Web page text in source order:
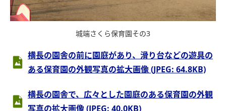
城端さくら保育園その3
横長の園舎の前に園庭があり、滑り台などの遊具の
ある保育園の外観写真の拡大画像 (JPEG: 64.8KB)
横長の園舎で、広々とした園庭のある保育園の外観
写真の拡大画像 (JPEG: 40.0KB)